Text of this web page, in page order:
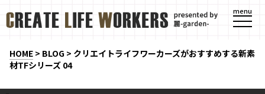
menu
HOME > BLOG > クリエイトライフワーカーズがおすすめする新素
材TFシリーズ 04